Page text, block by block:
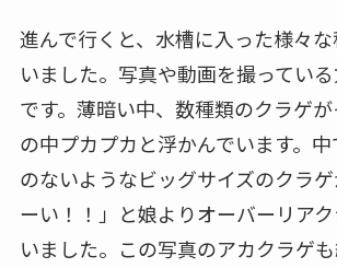
進んで行くと、水槽に入った様々
いました。写真や動画を撮ってい
です。薄暗い中、数種類のクラゲ
の中プカプカと浮かんでいます。
のないようなビッグサイズのクラ
ーい！！」と娘よりオーバーリア
いました。この写真のアカクラゲ